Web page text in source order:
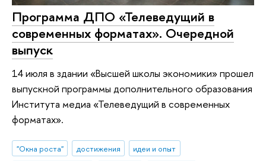
Программа ДПО «Телеведущий в
современных форматах». Очередной
выпуск
14 июля в здании «Высшей школы экономики» прошел
выпускной программы дополнительного образования
Института медиа «Телеведущий в современных
форматах».
"Окна роста" достижения
идеи и опыт